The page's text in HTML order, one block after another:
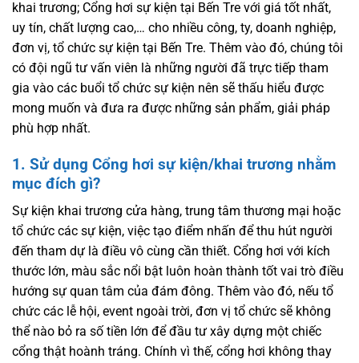
khai trương; Cổng hơi sự kiện tại Bến Tre với giá tốt nhất,
uy tín, chất lượng cao,… cho nhiều công, ty, doanh nghiệp,
đơn vị, tổ chức sự kiện tại Bến Tre. Thêm vào đó, chúng tôi
có đội ngũ tư vấn viên là những người đã trực tiếp tham
gia vào các buổi tổ chức sự kiện nên sẽ thấu hiểu được
mong muốn và đưa ra được những sản phẩm, giải pháp
phù hợp nhất.
1. Sử dụng Cổng hơi sự kiện/khai trương nhằm
mục đích gì?
Sự kiện khai trương cửa hàng, trung tâm thương mại hoặc
tổ chức các sự kiện, việc tạo điểm nhấn để thu hút người
đến tham dự là điều vô cùng cần thiết. Cổng hơi với kích
thước lớn, màu sắc nổi bật luôn hoàn thành tốt vai trò điều
hướng sự quan tâm của đám đông. Thêm vào đó, nếu tổ
chức các lễ hội, event ngoài trời, đơn vị tổ chức sẽ không
thể nào bỏ ra số tiền lớn để đầu tư xây dựng một chiếc
cổng thật hoành tráng. Chính vì thế, cổng hơi không thay